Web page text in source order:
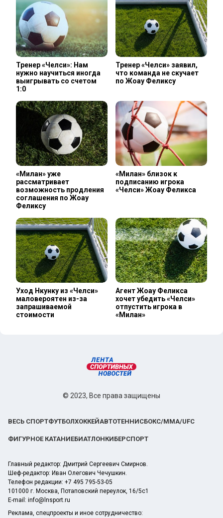
Тренер «Челси»: Нам
нужно научиться иногда
выигрывать со счетом
1:0
Тренер «Челси» заявил,
что команда не скучает
по Жоау Феликсу
«Милан» уже
рассматривает
возможность продления
соглашения по Жоау
Феликсу
«Милан» близок к
подписанию игрока
«Челси» Жоау Феликса
Уход Нкунку из «Челси»
маловероятен из-за
запрашиваемой
стоимости
Агент Жоау Феликса
хочет убедить «Челси»
отпустить игрока в
«Милан»
© 2023, Все права защищены
ВЕСЬ СПОРТФУТБОЛХОККЕЙАВТОТЕННИСБОКС/ММА/UFC
ФИГУРНОЕ КАТАНИЕБИАТЛОНКИБЕРСПОРТ
Главный редактор: Дмитрий Сергеевич Смирнов.
Шеф-редактор: Иван Олегович Чечушкин.
Телефон редакции: +7 495 795-53-05
101000 г. Москва, Потаповский переулок, 16/5с1
E-mail: info@lnsport.ru
Реклама, спецпроекты и иное сотрудничество: